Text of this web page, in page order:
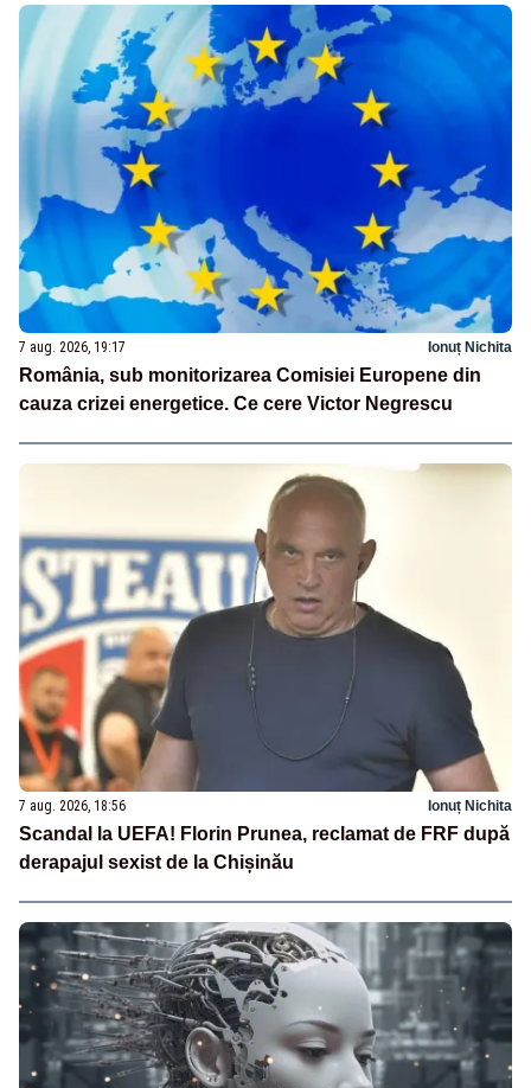
7 aug. 2026, 19:17 Ionuț Nichita
România, sub monitorizarea Comisiei Europene din
cauza crizei energetice. Ce cere Victor Negrescu
7 aug. 2026, 18:56 Ionuț Nichita
Scandal la UEFA! Florin Prunea, reclamat de FRF după
derapajul sexist de la Chișinău